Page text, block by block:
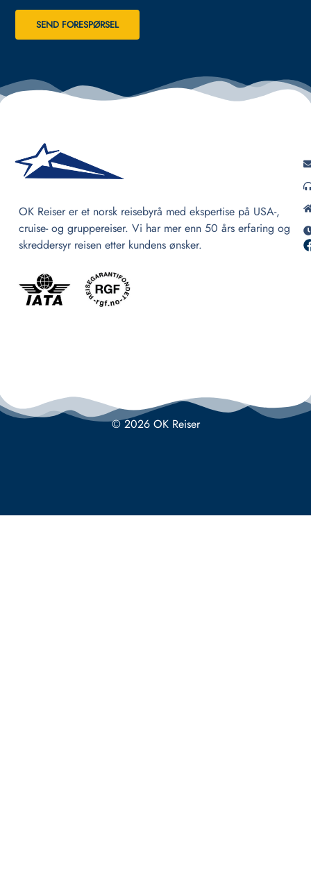
SEND FORESPØRSEL
OK Reiser er et norsk reisebyrå med ekspertise på USA-,
cruise- og gruppereiser. Vi har mer enn 50 års erfaring og
skreddersyr reisen etter kundens ønsker.
© 2026 OK Reiser